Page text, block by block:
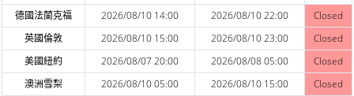
德國法蘭克福 2026/08/10 14:00 2026/08/10 22:00
Closed
英國倫敦
2026/08/10 15:00 2026/08/10 23:00
Closed
美國紐約
2026/08/07 20:00 2026/08/08 05:00
Closed
澳洲雪梨
2026/08/10 05:00 2026/08/10 15:00
Closed